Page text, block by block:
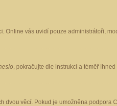
Online vás uvidí pouze administrátoři,
, pokračujte dle instrukcí a téměř
věcí. Pokud je umožněna podpora